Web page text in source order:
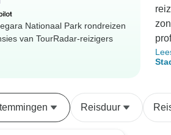
Nationaal Park rondreizen
van TourRadar-reizigers
de
Reisduur